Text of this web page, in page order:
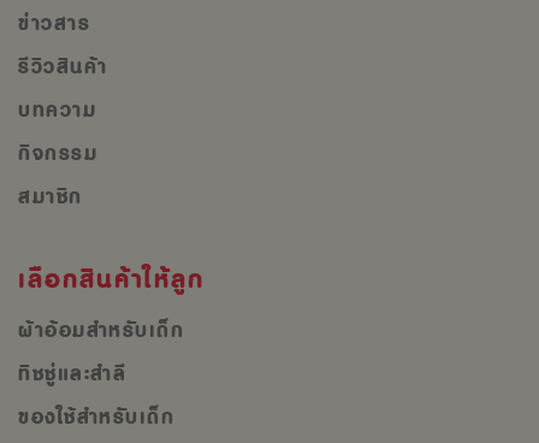
ข่าวสาร
รีวิวสินค้า
บทความ
กิจกรรม
สมาชิก
เลือกสินค้าให้ลูก
ผ้าอ้อมสำหรับเด็ก
ทิชชู่และสำลี
ของใช้สำหรับเด็ก